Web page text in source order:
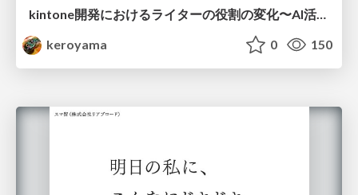
kintone開発における​ライターの役割の変化​〜AI活用を添えて〜 / Changes in the Role of Writers in Kintone Development
keroyama
0 150